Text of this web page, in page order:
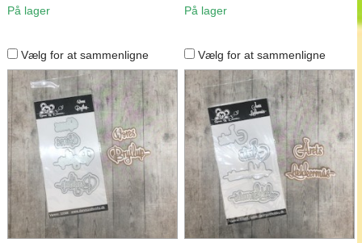
På lager
På lager
Vælg for at sammenligne Vælg for at sammenligne